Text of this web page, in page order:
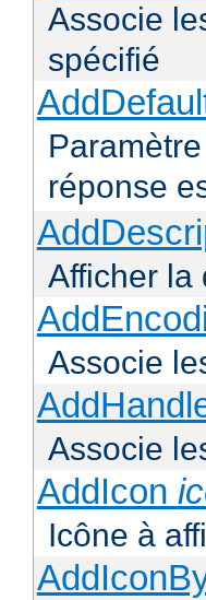
Associe
spécifié
réponse
Afficher la
Associe
Associe
AddIcon
Icône à